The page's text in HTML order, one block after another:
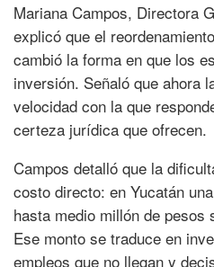
Mariana Campos, Directora
explicó que el
cambió la forma en que los
inversión. Señaló que ahora
velocidad con la que
certeza jurídica que ofrecen.
Campos detalló que la
costo directo: en Yucatán
hasta medio millón de pesos
Ese monto se traduce en
empleos que no llegan y